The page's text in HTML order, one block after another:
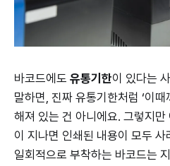
바코드에도 유통기한이 있다는
말하면, 진짜 유통기한처럼 ‘이
해져 있는 건 아니에요. 그렇지
이 지나면 인쇄된 내용이 모두
일회적으로 부착하는 바코드는